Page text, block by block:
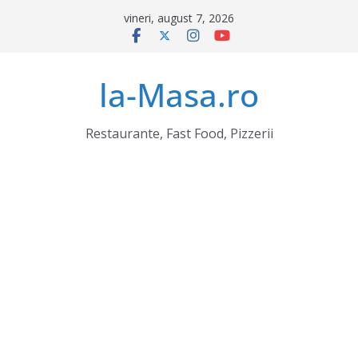
vineri, august 7, 2026
la-Masa.ro
Restaurante, Fast Food, Pizzerii